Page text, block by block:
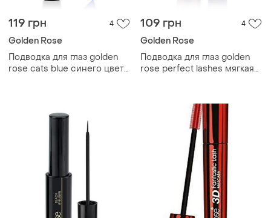
119 грн 4
Golden Rose
Подводка для глаз golden
rose cats blue синего цвета
109 грн 4
Golden Rose
Подводка для глаз golden
rose perfect lashes мягкая